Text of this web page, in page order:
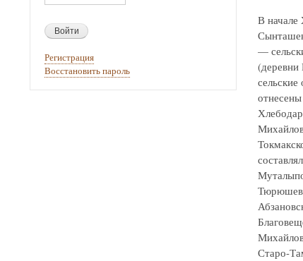
В начале
—
Старо-
Регистрация
Восстановить пароль